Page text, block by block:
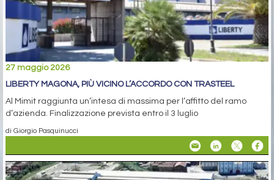
27 maggio 2026
LIBERTY MAGONA, PIÙ VICINO L’ACCORDO CON TRASTEEL
Al Mimit raggiunta un’intesa di massima per l’affitto del ramo
d’azienda. Finalizzazione prevista entro il 3 luglio
di Giorgio Pasquinucci